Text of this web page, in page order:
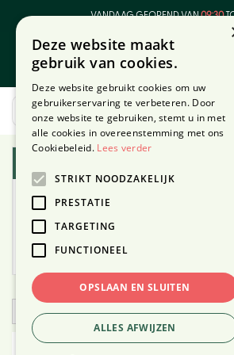
VANDAAG GEOPEND VAN09:30
Open zoekfilter
Deze website maakt
gebruik van cookies.
Deze website gebruikt cookies om uw
gebruikerservaring te verbeteren. Door
onze website te gebruiken, stemt u in met
alle cookies in overeenstemming met ons
Cookiebeleid. Lees verder
STRIKT NOODZAKELIJK
PRESTATIE
TARGETING
FUNCTIONEEL
OPSLAAN EN SLUITEN
ALLES AFWIJZEN